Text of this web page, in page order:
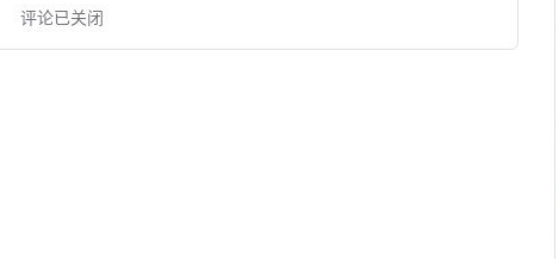
评论已关闭